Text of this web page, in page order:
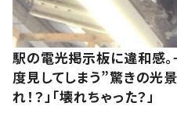
駅の電光掲示板に違和感
度見してしまう”驚きの光
れ！？」「壊れちゃった？」